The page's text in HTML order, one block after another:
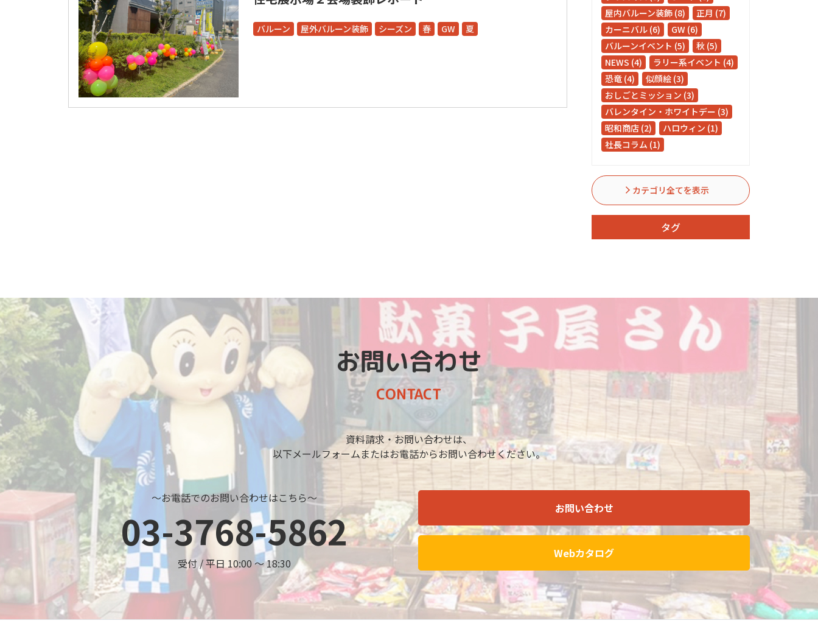
バルーン 屋外バルーン装飾 シーズン 春 GW 夏
屋内バルーン装飾 (8)
正月 (7)
カーニバル (6)
GW (6)
バルーンイベント (5)
秋 (5)
NEWS (4)
ラリー系イベント (4)
恐竜 (4)
似顔絵 (3)
おしごとミッション (3)
バレンタイン・ホワイトデー (3)
昭和商店 (2)
ハロウィン (1)
社長コラム (1)
カテゴリ全てを表示
タグ
お問い合わせ
CONTACT
資料請求・お問い合わせは、
以下メールフォームまたはお電話からお問い合わせください。
～お電話でのお問い合わせはこちら～
03-3768-5862
受付 / 平日 10:00 ～ 18:30
お問い合わせ
Webカタログ